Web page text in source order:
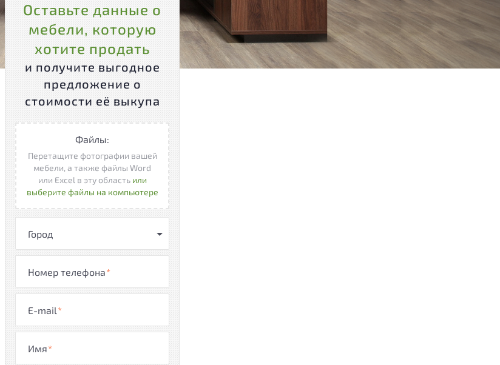
Оставьте данные о
мебели, которую
хотите продать
и получите выгодное
предложение о
стоимости её выкупа
Файлы:
Перетащите фотографии вашей
мебели, а также файлы Word
или Excel в эту область или
выберите файлы на компьютере
Город
Номер телефона*
E-mail*
Имя*